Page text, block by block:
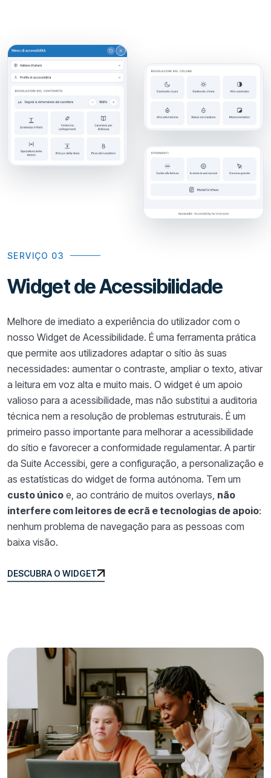
SERVIÇO 03
Widget de Acessibilidade
Melhore de imediato a experiência do utilizador com o
nosso Widget de Acessibilidade. É uma ferramenta prática
que permite aos utilizadores adaptar o sítio às suas
necessidades: aumentar o contraste, ampliar o texto, ativar
a leitura em voz alta e muito mais. O widget é um apoio
valioso para a acessibilidade, mas não substitui a auditoria
técnica nem a resolução de problemas estruturais. É um
primeiro passo importante para melhorar a acessibilidade
do sítio e favorecer a conformidade regulamentar. A partir
da Suite Accessibi, gere a configuração, a personalização e
as estatísticas do widget de forma autónoma. Tem um
custo único e, ao contrário de muitos overlays, não
interfere com leitores de ecrã e tecnologias de apoio:
nenhum problema de navegação para as pessoas com
baixa visão.
DESCUBRA O WIDGET
DESCUBRA O WIDGET